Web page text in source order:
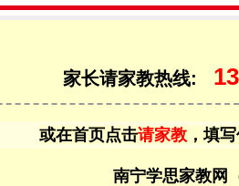
家长请家教热线:
或在首页点击请家教 ，填
南宁学思家教网